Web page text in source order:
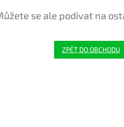
se ale podívat na
ZPĚT DO OBCHODU